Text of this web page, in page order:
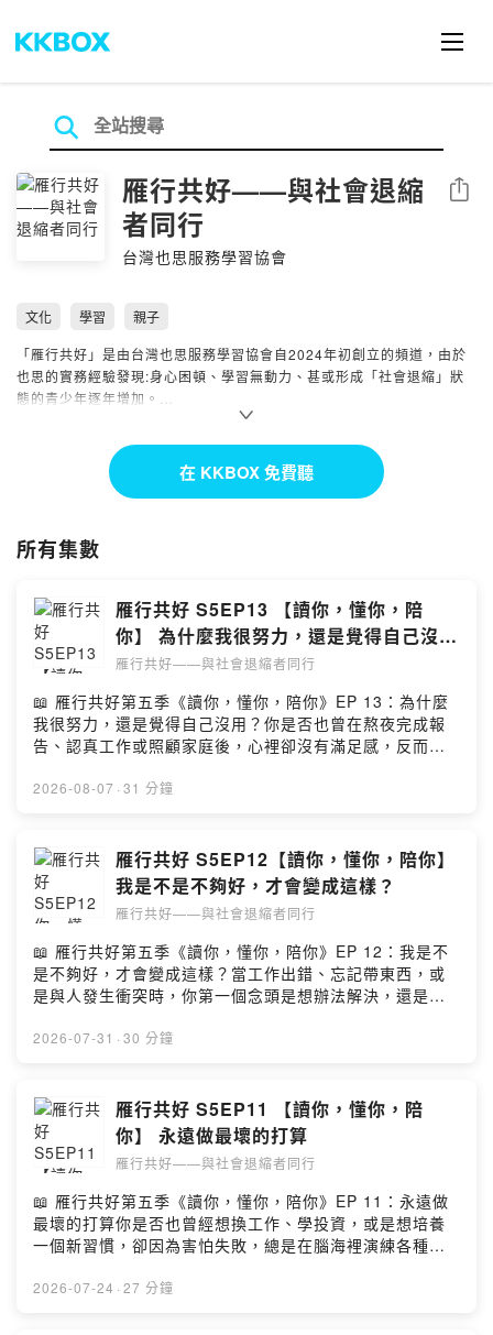
雁行共好——與社會退縮
者同行
台灣也思服務學習協會
分享
文化 學習
親子
「雁行共好」是由台灣也思服務學習協會自2024年初創立的頻道，由於
也思的實務經驗發現:身心困頓、學習無動力、甚或形成「社會退縮」狀
態的青少年逐年增加。
社會退縮現象是一道光譜，你我都在這道光譜上的某一點，有人曾經經
歷，有人仍在迷惘中起伏，無論如何，這些歷程都是生命經驗的一部分。
我們將利用空中漫談，讓困頓的人兒感到被理解和被陪伴的溫暖，期許能
節目將以25集為一季，每季將由不同的主持群，以不同的風格形式，從
齋藤環說：「心理創傷與康復的過程，必須與其他人事物相遇，再無其他
可能。」
唯有振翅齊飛，才能創造共好。」
Powered by Firstory Hosting
在 KKBOX 免費聽
所有集數
雁行共好 S5EP13 【讀你，懂你，陪
你】 為什麼我很努力，還是覺得自己沒
用？
雁行共好——與社會退縮者同行
📖 雁行共好第五季《讀你，懂你，陪你》EP 13：為什麼
我很努力，還是覺得自己沒用？你是否也曾在熬夜完成報
告、認真工作或照顧家庭後，心裡卻沒有滿足感，反而開
人慧嬅與來賓諮商心理師張瑋庭深入探討了這個許多人都
習停下來，看見每個努力過程中的自己✨ 本集節目亮點1️⃣
別把努力當理所當然，我們太習慣用結果定義個人價值很
多人不是沒有努力，而是習慣把完成的事情當成「應該做
的」，忽視了微小的成就。我們常將努力與成果強行綁在
一起，認為只有成功、獲得他人肯定時努力才算數；一旦
結果不如預期，甚至沒有被選擇時，就下意識認為是自己
不夠好或沒有價值2️⃣ 努力、能力與別人的選擇是不同的
事，價值不該只有一種標準人生若像只能贏不能輸的舞
台、只靠成果來證明自己，會活得非常焦慮。張瑋庭心理
應該學會區分努力、能力與他人的選擇，不讓暫時的結果
否決整個自己3️⃣ 蹲低是在累積力量，努力的價值不該等成
功才被看見張瑋庭心理師分享自己在備考期間看似停滯不
前的低潮，後來明白「跳得越高的人，起跳前都必須先蹲
立刻換來掌聲，但過程早已默默改變了我們。比起最後成
功的那一天，那個在無人看見時依然願意前行的自己，同
樣值得被肯定留言告訴我你對這一集的想法：
w7jxc/commentsPowered by Firstory Hosting
2026-08-07 · 31 分鐘
雁行共好 S5EP12【讀你，懂你，陪你】
我是不是不夠好，才會變成這樣？
雁行共好——與社會退縮者同行
📖 雁行共好第五季《讀你，懂你，陪你》EP 12：我是不
是不夠好，才會變成這樣？當工作出錯、忘記帶東西，或
是與人發生衝突時，你第一個念頭是想辦法解決，還是下
慧嬅邀請到諮商心理師張瑋庭，與我們聊聊這個許多人都
身，而是事後不斷自我責備的聲音。讓我們跟著這集節
目，練習把放在自己身上的重擔輕輕放下✨ 本集節目亮點
1️⃣ 真正折磨人的不是失敗，而是習慣「內部歸因」的自我
否定我們常在出錯時，將所有責任攬在自己身上，把一次
的失誤放大成「我就是很糟的人」。心理學將這種習慣稱
為「內部歸因」。但事實上，事情的結果往往交織著時間
不足、環境改變等外在因素，並不是一個人就能決定一切
的2️⃣ 把所有責任扛起來不代表成熟，反而會失去相信自己
的力量以為檢討自己就是負責任、覺得把原因歸咎於自己
2026-07-31 · 30 分鐘
雁行共好 S5EP11 【讀你，懂你，陪
你】 永遠做最壞的打算
雁行共好——與社會退縮者同行
📖 雁行共好第五季《讀你，懂你，陪你》EP 11：永遠做
最壞的打算你是否也曾經想換工作、學投資，或是想培養
一個新習慣，卻因為害怕失敗，總是在腦海裡演練各種最
，主持人慧嬅老師與臨床心理師郝心友，將帶我們深入探
2026-07-24 · 27 分鐘